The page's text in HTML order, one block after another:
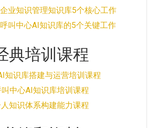
业知识管理知识库5个核心工作
叫中心AI知识库的5个关键工作
典培训课程
知识库搭建与运营培训课程
中心AI知识库培训课程
知识体系构建能力课程